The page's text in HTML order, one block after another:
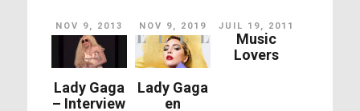
NOV 9, 2013
Lady Gaga
– Interview
NOV 9, 2019
Lady Gaga
en
JUIL 19, 2011
Music
Lovers